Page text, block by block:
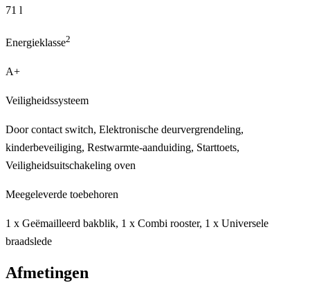
71 l
Energieklasse2
A+
Veiligheidssysteem
Door contact switch, Elektronische deurvergrendeling,
kinderbeveiliging, Restwarmte-aanduiding, Starttoets,
Veiligheidsuitschakeling oven
Meegeleverde toebehoren
1 x Geëmailleerd bakblik, 1 x Combi rooster, 1 x Universele
braadslede
Afmetingen